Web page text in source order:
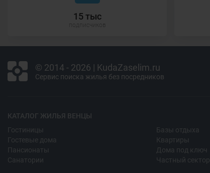
15 тыс
© 2014 - 2026 | KudaZaselim.ru
Сервис поиска жилья без посредников
КАТАЛОГ ЖИЛЬЯ ВЕНЦЫ
Гостиницы
Гостевые дома
Пансионаты
Санатории
Базы отдыха
Квартиры
Дома под ключ
Частный сектор